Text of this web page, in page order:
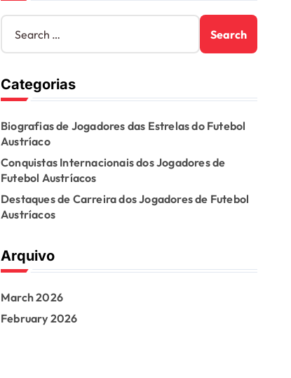
S
a
c
h
o
r
:
Categorias
Biografias de Jogadores das Estrelas do Futebol
Austríaco
Conquistas Internacionais dos Jogadores de
Futebol Austríacos
Destaques de Carreira dos Jogadores de Futebol
Austríacos
Arquivo
March 2026
February 2026